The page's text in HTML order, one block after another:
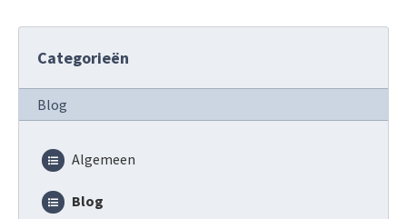
Categorieën
Blog
Algemeen
Blog